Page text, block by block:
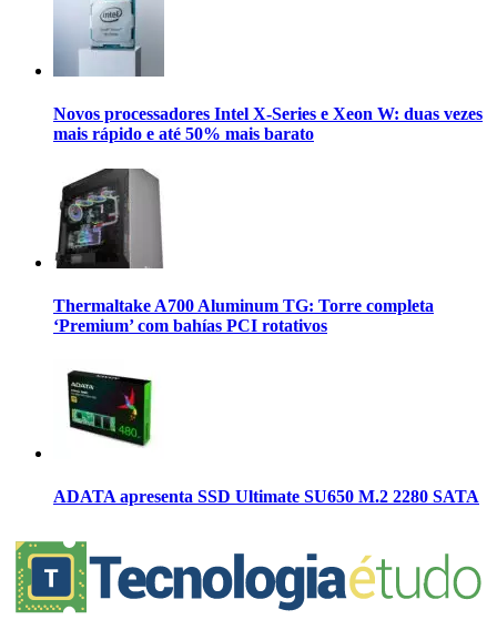
Novos processadores Intel X-Series e Xeon W: duas vezes
mais rápido e até 50% mais barato
Thermaltake A700 Aluminum TG: Torre completa
‘Premium’ com bahías PCI rotativos
ADATA apresenta SSD Ultimate SU650 M.2 2280 SATA